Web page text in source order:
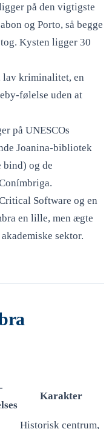
på den vigtigste
og Porto, så begge
Kysten ligger 30
kriminalitet, en
følelse uden at
på UNESCOs
Joanina-bibliotek
og de
Software og en
en lille, men ægte
sektor.
Karakter
Historisk centrum,